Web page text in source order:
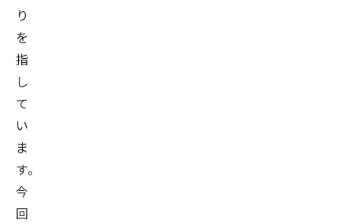
り
を
指
し
て
い
ま
す。
今
回